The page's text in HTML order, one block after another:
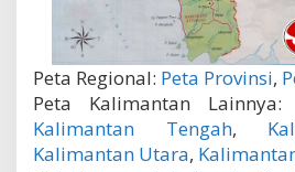
Peta Regional: Peta Provinsi,
Peta Kalimantan Lainnya:
Kalimantan Tengah,
Kalimantan Utara,